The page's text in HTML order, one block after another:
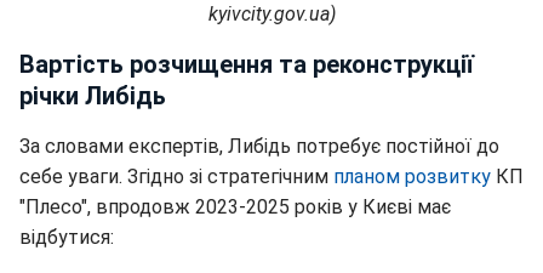
kyivcity.gov.ua)
Вартість розчищення та реконструкції
річки Либідь
За словами експертів, Либідь потребує постійної до
себе уваги. Згідно зі стратегічним планом розвитку КП
"Плесо", впродовж 2023-2025 років у Києві має
відбутися: